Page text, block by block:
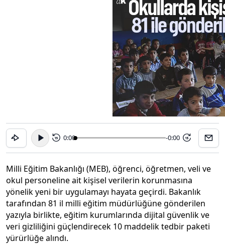
15 0:00 -0:00 15
Milli Eğitim Bakanlığı (MEB), öğrenci, öğretmen, veli ve
okul personeline ait kişisel verilerin korunmasına
yönelik yeni bir uygulamayı hayata geçirdi. Bakanlık
tarafından 81 il milli eğitim müdürlüğüne gönderilen
yazıyla birlikte, eğitim kurumlarında dijital güvenlik ve
veri gizliliğini güçlendirecek 10 maddelik tedbir paketi
yürürlüğe alındı.